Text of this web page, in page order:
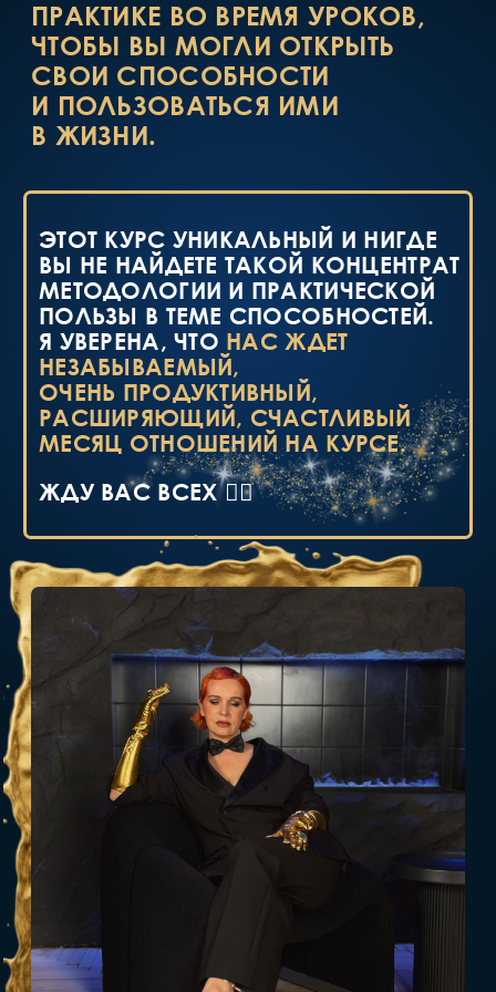
ПРОГРАММА ИНТЕНСИВА
СТОИМОСТЬ
ЗАПИСИ ИНТЕНСИВА
55.000₽
Варианты оплаты:
◆
полная оплата картами банков РФ и картами
банков не из России
◆
рассрочка от банка до 6 мес.
◆ оплата с расчетного счета юридического лица